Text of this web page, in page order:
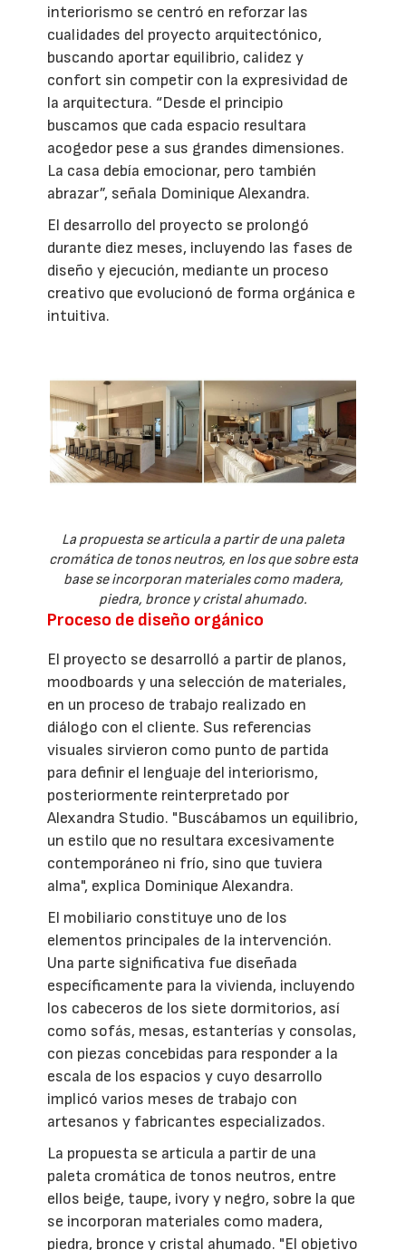
interiorismo se centró en reforzar las
cualidades del proyecto arquitectónico,
buscando aportar equilibrio, calidez y
confort sin competir con la expresividad de
la arquitectura. “Desde el principio
buscamos que cada espacio resultara
acogedor pese a sus grandes dimensiones.
La casa debía emocionar, pero también
abrazar”, señala Dominique Alexandra.
El desarrollo del proyecto se prolongó
durante diez meses, incluyendo las fases de
diseño y ejecución, mediante un proceso
creativo que evolucionó de forma orgánica e
intuitiva.
La propuesta se articula a partir de una paleta
cromática de tonos neutros, en los que sobre esta
base se incorporan materiales como madera,
piedra, bronce y cristal ahumado.
Proceso de diseño orgánico
El proyecto se desarrolló a partir de planos,
moodboards y una selección de materiales,
en un proceso de trabajo realizado en
diálogo con el cliente. Sus referencias
visuales sirvieron como punto de partida
para definir el lenguaje del interiorismo,
posteriormente reinterpretado por
Alexandra Studio. "Buscábamos un equilibrio,
un estilo que no resultara excesivamente
contemporáneo ni frío, sino que tuviera
alma", explica Dominique Alexandra.
El mobiliario constituye uno de los
elementos principales de la intervención.
Una parte significativa fue diseñada
específicamente para la vivienda, incluyendo
los cabeceros de los siete dormitorios, así
como sofás, mesas, estanterías y consolas,
con piezas concebidas para responder a la
escala de los espacios y cuyo desarrollo
implicó varios meses de trabajo con
artesanos y fabricantes especializados.
La propuesta se articula a partir de una
paleta cromática de tonos neutros, entre
ellos beige, taupe, ivory y negro, sobre la que
se incorporan materiales como madera,
piedra, bronce y cristal ahumado. "El objetivo